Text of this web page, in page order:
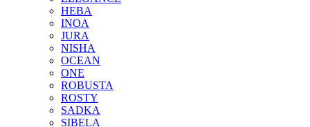
HEBA
INOA
JURA
NISHA
OCEAN
ONE
ROBUSTA
ROSTY
SADKA
SIBELA